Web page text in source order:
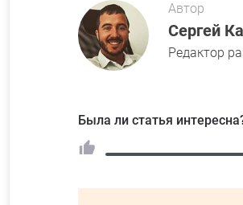
Автор
Сергей
Редактор
Была ли статья